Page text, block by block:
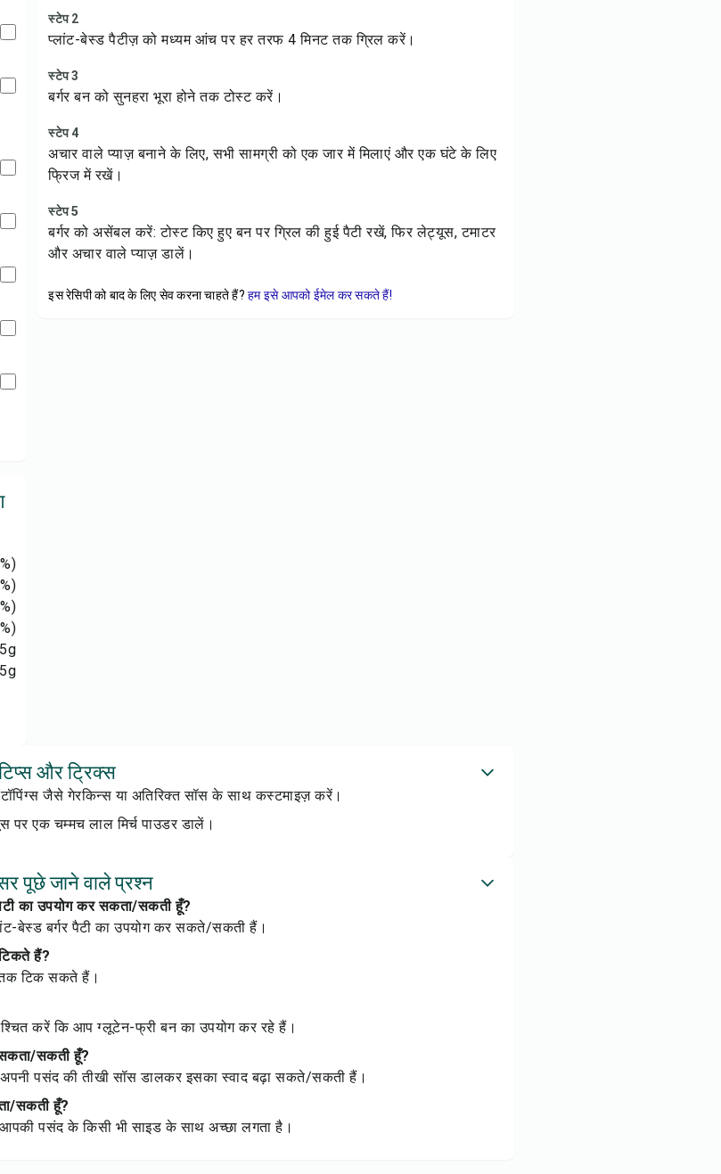
g
g
स्टेप 2
प्लांट-बेस्ड पैटीज़ को मध्यम आंच पर हर तरफ 4 मिनट तक ग्रिल करें।
स्टेप 3
बर्गर बन को सुनहरा भूरा होने तक टोस्ट करें।
स्टेप 4
अचार वाले प्याज़ बनाने के लिए, सभी सामग्री को एक जार में मिलाएं और एक घंटे के लिए
फ्रिज में रखें।
स्टेप 5
बर्गर को असेंबल करें: टोस्ट किए हुए बन पर ग्रिल की हुई पैटी रखें, फिर लेट्यूस, टमाटर
और अचार वाले प्याज़ डालें।
इस रेसिपी को बाद के लिए सेव करना चाहते हैं? हम इसे आपको ईमेल कर सकते हैं!
और ट्रिक्स
टॉपिंग्स जैसे गेरकिन्स या अतिरिक्त सॉस के साथ कस्टमाइज़ करें।
पर एक चम्मच लाल मिर्च पाउडर डालें।
पूछे जाने वाले प्रश्न
का उपयोग कर सकता/सकती हूँ?
बेस्ड बर्गर पैटी का उपयोग कर सकते/सकती हैं।
हैं?
तक टिक सकते हैं।
करें कि आप ग्लूटेन-फ्री बन का उपयोग कर रहे हैं।
सकता/सकती हूँ?
पसंद की तीखी सॉस डालकर इसका स्वाद बढ़ा सकते/सकती हैं।
सकती हूँ?
आपकी पसंद के किसी भी साइड के साथ अच्छा लगता है।